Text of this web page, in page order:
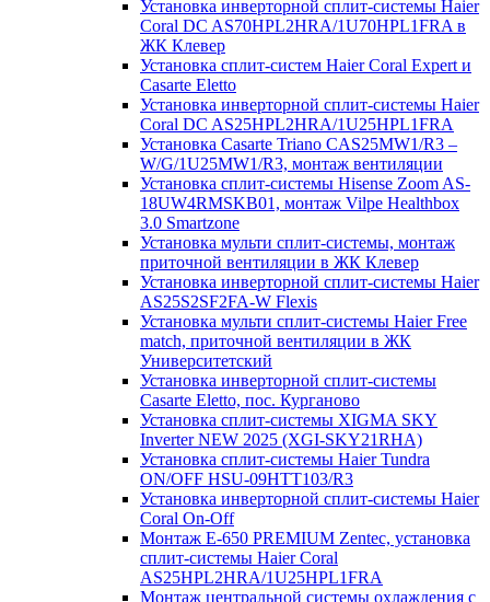
Установка инверторной сплит-системы Haier
Coral DC AS70HPL2HRA/1U70HPL1FRA в
ЖК Клевер
Установка сплит-систем Haier Coral Expert и
Casarte Eletto
Установка инверторной сплит-системы Haier
Coral DC AS25HPL2HRA/1U25HPL1FRA
Установка Casarte Triano CAS25MW1/R3 –
W/G/1U25MW1/R3, монтаж вентиляции
Установка сплит-системы Hisense Zoom AS-
18UW4RMSKB01, монтаж Vilpe Healthbox
3.0 Smartzone
Установка мульти сплит-системы, монтаж
приточной вентиляции в ЖК Клевер
Установка инверторной сплит-системы Haier
AS25S2SF2FA-W Flexis
Установка мульти сплит-системы Haier Free
match, приточной вентиляции в ЖК
Университетский
Установка инверторной сплит-системы
Casarte Eletto, пос. Курганово
Установка сплит-системы XIGMA SKY
Inverter NEW 2025 (XGI-SKY21RHA)
Установка сплит-системы Haier Tundra
ON/OFF HSU-09HTT103/R3
Установка инверторной сплит-системы Haier
Coral On-Off
Монтаж E-650 PREMIUM Zentec, установка
сплит-системы Haier Coral
AS25HPL2HRA/1U25HPL1FRA
Монтаж центральной системы охлаждения с